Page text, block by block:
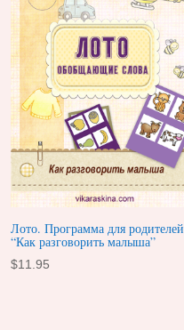
Лото. Программа для родителей
“Как разговорить малыша”
$11.95